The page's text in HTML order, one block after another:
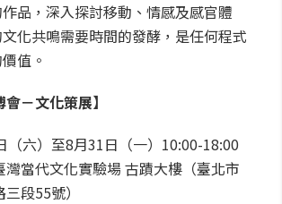
品，深入探討移動、情感及感官體
化共鳴需要時間的發酵，是任何程式
值。
會－文化策展】
（六）至8月31日（一）10:00-18:00
灣當代文化實驗場 古蹟大樓（臺北市
段55號）